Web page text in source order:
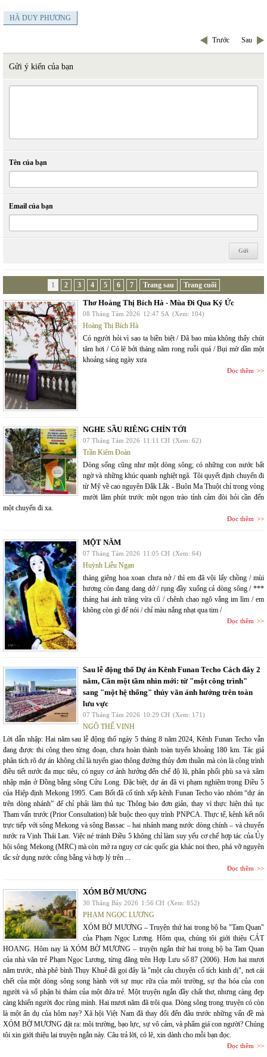
HÀ DUY PHƯƠNG
Trước Sau
Gửi ý kiến của bạn
Tên của bạn
Email của bạn
1 2 3 4 5 6 7 Trang sau Trang cuối
Thơ Hoàng Thị Bích Hà - Mùa Đi Qua Ký Ức
08 Tháng Tám 2026 12:47 SA (Xem: 104)
Hoàng Thị Bích Hà
Có người hỏi vì sao ta biền biệt / Đã bao mùa không thấy chút
tăm hơi / Có lẽ bởi tháng năm rong ruỗi quá / Bụi mờ dần một
khoảng sáng ngày xưa
Đọc thêm
NGHE SẦU RIÊNG CHÍN TỚI
07 Tháng Tám 2026 11:11 CH (Xem: 62)
Trần Kiêm Đoàn
Dòng sống cũng như một dòng sông; có những con nước bất
ngờ và những khúc quanh nghiệt ngã. Tôi quyết định chuyến đi
từ Mỹ về cao nguyên Đắk Lắk - Buôn Ma Thuột chỉ trong vòng
mười lăm phút trước một ngọn trào tỉnh cảm đòi hỏi cần đến
một chuyến đi xa.
Đọc thêm
MỘT NĂM
07 Tháng Tám 2026 11:05 CH (Xem: 64)
Huỳnh Liễu Ngạn
tháng giêng hoa xoan chưa nở / thì em đã vội lấy chồng / mùi
hương còn đang dang dở / rụng đầy xuống cả dòng sông / ***
tháng hai ánh trăng vừa cũ / chênh chao ngõ vắng im lìm / em
không còn gì để nói / chỉ màu nắng nhạt qua tim /
Đọc thêm
Sau lễ động thổ Dự án Kênh Funan Techo Cách đây 2
năm, Cần một tầm nhìn mới: từ "một công trình"
sang "một hệ thống" thủy văn ảnh hưởng trên toàn
lưu vực
07 Tháng Tám 2026 10:29 CH (Xem: 171)
NGÔ THẾ VINH
Lời dẫn nhập: Hai năm sau lễ động thổ ngày 5 tháng 8 năm 2024, Kênh Funan Techo vẫn
đang được thi công theo từng đoạn, chưa hoàn thành toàn tuyến khoảng 180 km. Tác giả
phân tích rõ dự án không chỉ là tuyến giao thông đường thủy đơn thuần mà còn là công trình
điều tiết nước đa mục tiêu, có nguy cơ ảnh hưởng đến chế độ lũ, phân phối phù sa và xâm
nhập mặn ở Đồng bằng sông Cửu Long. Đặc biệt, dự án đã vi phạm nghiêm trọng Điều 5
của Hiệp định Mekong 1995. Cam Bốt đã cố tình xếp kênh Funan Techo vào nhóm “dự án
trên dòng nhánh” để chỉ phải làm thủ tục Thông báo đơn giản, thay vì thực hiện thủ tục
Tham vấn trước (Prior Consultation) bắt buộc theo quy trình PNPCA. Thực tế, kênh kết nối
trực tiếp với sông Mekong và sông Bassac – hai nhánh mang nước dòng chính – và chuyển
nước ra Vịnh Thái Lan. Việc né tránh Điều 5 không chỉ làm suy yếu cơ chế hợp tác của Ủy
hội sông Mekong (MRC) mà còn mở ra nguy cơ các quốc gia khác noi theo, phá vỡ nguyên
tắc sử dụng nước công bằng và hợp lý trên ...
Đọc thêm
XÓM BỜ MƯƠNG
30 Tháng Bảy 2026 1:56 CH (Xem: 852)
PHẠM NGỌC LƯƠNG
XÓM BỜ MƯƠNG – Truyện thứ hai trong bộ ba "Tam Quan"
của Phạm Ngọc Lương. Hôm qua, chúng tôi giới thiệu CÁT
HOANG. Hôm nay là XÓM BỜ MƯƠNG – truyện ngắn thứ hai trong bộ ba Tam Quan
của nhà văn trẻ Phạm Ngọc Lương, từng đăng trên Hợp Lưu số 87 (2006). Hơn hai mươi
năm trước, nhà phê bình Thụy Khuê đã gọi đây là "một câu chuyện cổ tích kinh dị", nơi cái
chết của một dòng sông song hành với sự mục rữa của môi trường, sự tha hóa của con
người và số phận bi thảm của một đứa trẻ. Một truyện ngắn đầy chất thơ, nhưng càng đẹp
càng khiến người đọc rùng mình. Hai mươi năm đã trôi qua. Dòng sông trong truyện có còn
là một ẩn dụ của hôm nay? Xã hội Việt Nam đã thay đổi đến đâu trước những vấn đề mà
XÓM BỜ MƯƠNG đặt ra: môi trường, bạo lực, sự vô cảm, và phẩm giá con người? Chúng
tôi xin giới thiệu lại truyện ngắn này. Câu trả lời, có lẽ, xin dành cho mỗi bạn đọc.
Đọc thêm